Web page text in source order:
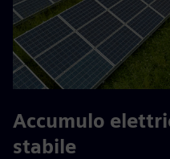
Accumulo
stabile